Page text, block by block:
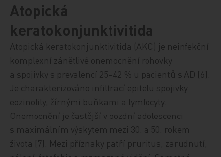
Atopická
keratokonjunktivitida
Atopická keratokonjunktivitida (AKC) je neinfekční
komplexní zánětlivé onemocnění rohovky
a spojivky s prevalencí 25–42 % u pacientů s AD [6].
Je charakterizováno infiltrací epitelu spojivky
eozinofily, žírnými buňkami a lymfocyty.
Onemocnění je častější v pozdní adolescenci
s maximálním výskytem mezi 30. a 50. rokem
života [7]. Mezi příznaky patří pruritus, zarudnutí,